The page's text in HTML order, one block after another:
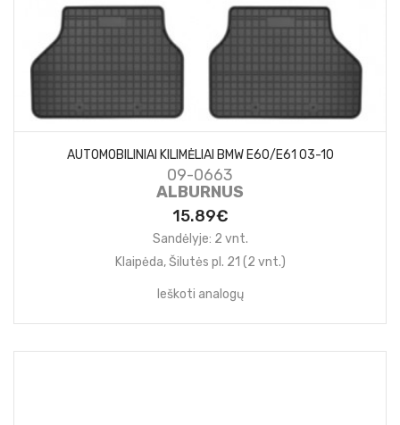
AUTOMOBILINIAI KILIMĖLIAI BMW E60/E61 03-10
09-0663
ALBURNUS
15.89€
Sandėlyje: 2 vnt.
Klaipėda, Šilutės pl. 21 (2 vnt.)
Ieškoti analogų